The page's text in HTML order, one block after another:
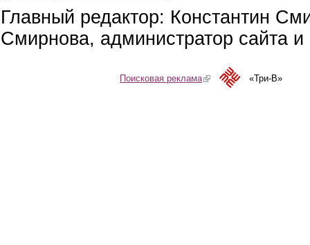
Главный редактор: Константин
Смирнова, администратор сайта
Поисковая реклама(link is external)«Три-В»